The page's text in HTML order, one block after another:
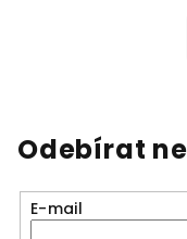
Odebírat
E-mail